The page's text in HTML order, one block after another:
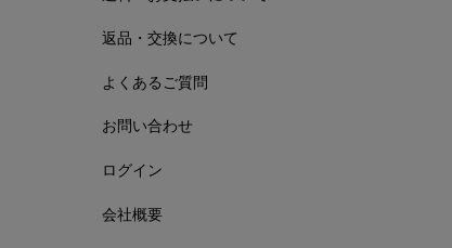
返品・交換について
よくあるご質問
お問い合わせ
ログイン
会社概要